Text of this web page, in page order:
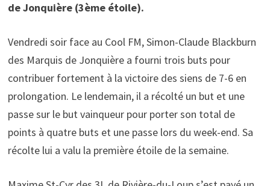
de Jonquière (3ème étoile).
Vendredi soir face au Cool FM, Simon-Claude Blackburn
des Marquis de Jonquière a fourni trois buts pour
contribuer fortement à la victoire des siens de 7-6 en
prolongation. Le lendemain, il a récolté un but et une
passe sur le but vainqueur pour porter son total de
points à quatre buts et une passe lors du week-end. Sa
récolte lui a valu la première étoile de la semaine.